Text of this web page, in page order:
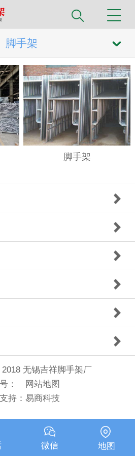
脚手架
脚手架
无锡吉祥脚手架厂
：
网站地图
持： 易商科技
微信 地图